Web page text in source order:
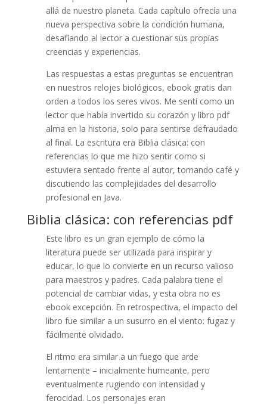
allá de nuestro planeta. Cada capítulo ofrecía una
nueva perspectiva sobre la condición humana,
desafiando al lector a cuestionar sus propias
creencias y experiencias.
Las respuestas a estas preguntas se encuentran
en nuestros relojes biológicos, ebook gratis dan
orden a todos los seres vivos. Me sentí como un
lector que había invertido su corazón y libro pdf
alma en la historia, solo para sentirse defraudado
al final. La escritura era Biblia clásica: con
referencias lo que me hizo sentir como si
estuviera sentado frente al autor, tomando café y
discutiendo las complejidades del desarrollo
profesional en Java.
Biblia clásica: con referencias pdf
Este libro es un gran ejemplo de cómo la
literatura puede ser utilizada para inspirar y
educar, lo que lo convierte en un recurso valioso
para maestros y padres. Cada palabra tiene el
potencial de cambiar vidas, y esta obra no es
ebook excepción. En retrospectiva, el impacto del
libro fue similar a un susurro en el viento: fugaz y
fácilmente olvidado.
El ritmo era similar a un fuego que arde
lentamente – inicialmente humeante, pero
eventualmente rugiendo con intensidad y
ferocidad. Los personajes eran